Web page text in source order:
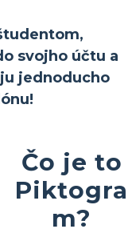
svojho účtu a
jednoducho
Čo je to
Piktogra
m?